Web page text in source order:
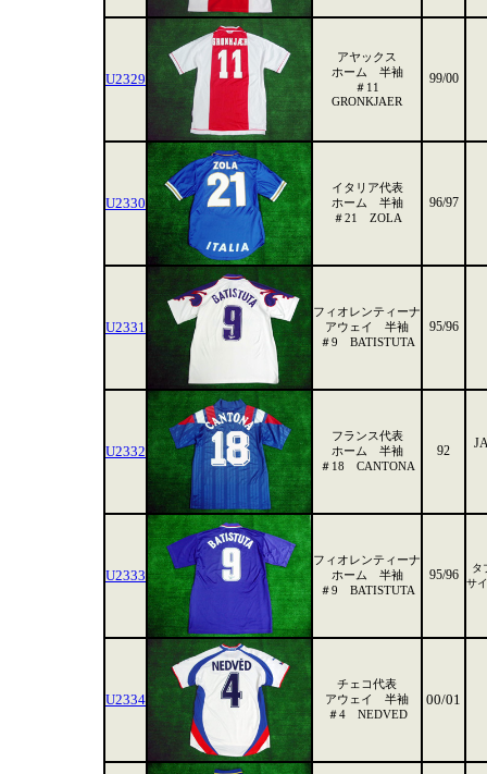
U2329
アヤックス
ホーム 半袖
＃11
GRONKJAER
99/00
U2330
イタリア代表
ホーム 半袖
＃21 ZOLA
96/97
U2331
フィオレンティーナ
アウェイ 半袖
＃9 BATISTUTA
95/96
U2332
フランス代表
ホーム 半袖
＃18 CANTONA
92
U2333
フィオレンティーナ
ホーム 半袖
＃9 BATISTUTA
95/96
タ
サ
U2334
チェコ代表
アウェイ 半袖
＃4 NEDVED
00/01